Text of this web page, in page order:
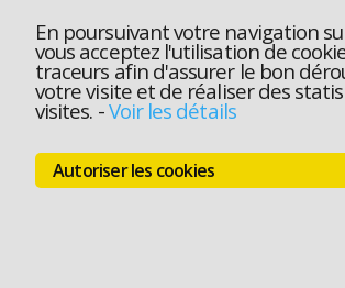
En poursuivant votre navigation
vous acceptez l'utilisation de
traceurs afin d'assurer le bon
votre visite et de réaliser des
visites. -Voir les détails
Autoriser les cookies